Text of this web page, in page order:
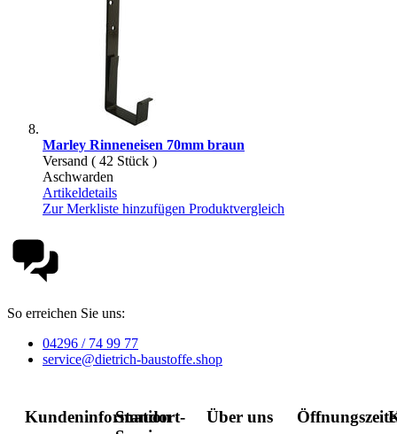
Marley Rinneneisen 70mm braun
Versand ( 42 Stück )
Aschwarden
Artikeldetails
Zur Merkliste hinzufügen Produktvergleich
So erreichen Sie uns:
04296 / 74 99 77
service@dietrich-baustoffe.shop
Kundeninformation
Standort-
Über uns